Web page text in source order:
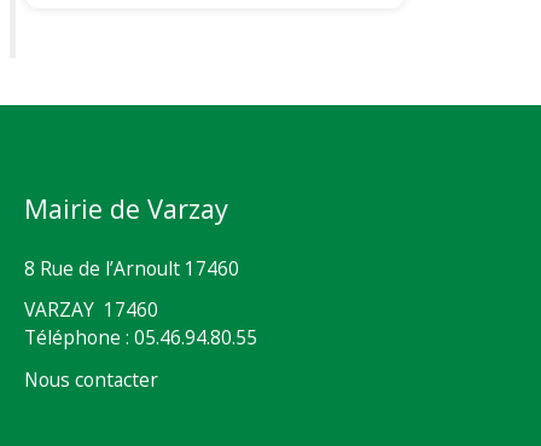
Mairie de Varzay
8 Rue de l’Arnoult 17460
VARZAY 17460
Téléphone : 05.46.94.80.55
Nous contacter